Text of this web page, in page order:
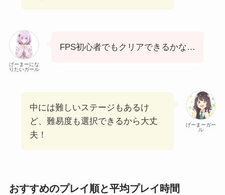
げーまーにな
りたいガール
FPS初心者でもクリアできるかな…
げーまーガー
ル
中には難しいステージもあるけ
ど、難易度も選択できるから大丈
夫！
おすすめのプレイ順と平均プレイ時間